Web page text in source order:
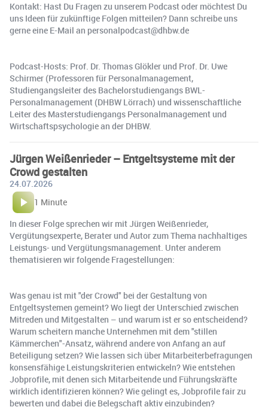
Kontakt: Hast Du Fragen zu unserem Podcast oder möchtest Du
uns Ideen für zukünftige Folgen mitteilen? Dann schreibe uns
gerne eine E-Mail an personalpodcast@dhbw.de
Podcast-Hosts: Prof. Dr. Thomas Glökler und Prof. Dr. Uwe
Schirmer (Professoren für Personalmanagement,
Studiengangsleiter des Bachelorstudiengangs BWL-
Personalmanagement (DHBW Lörrach) und wissenschaftliche
Leiter des Masterstudiengangs Personalmanagement und
Wirtschaftspsychologie an der DHBW.
Jürgen Weißenrieder – Entgeltsysteme mit der
Crowd gestalten
24.07.2026
1 Minute
In dieser Folge sprechen wir mit Jürgen Weißenrieder,
Vergütungsexperte, Berater und Autor zum Thema nachhaltiges
Leistungs- und Vergütungsmanagement. Unter anderem
thematisieren wir folgende Fragestellungen:
Was genau ist mit "der Crowd" bei der Gestaltung von
Entgeltsystemen gemeint? Wo liegt der Unterschied zwischen
Mitreden und Mitgestalten – und warum ist er so entscheidend?
Warum scheitern manche Unternehmen mit dem "stillen
Kämmerchen"-Ansatz, während andere von Anfang an auf
Beteiligung setzen? Wie lassen sich über Mitarbeiterbefragungen
konsensfähige Leistungskriterien entwickeln? Wie entstehen
Jobprofile, mit denen sich Mitarbeitende und Führungskräfte
wirklich identifizieren können? Wie gelingt es, Jobprofile fair zu
bewerten und dabei die Belegschaft aktiv einzubinden?